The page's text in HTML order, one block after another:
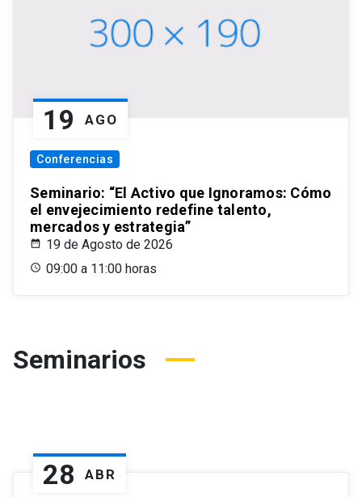
19 AGO
Conferencias
Seminario: “El Activo que Ignoramos: Cómo
el envejecimiento redefine talento,
mercados y estrategia”
19 de Agosto de 2026
09:00 a 11:00 horas
Seminarios
28 ABR